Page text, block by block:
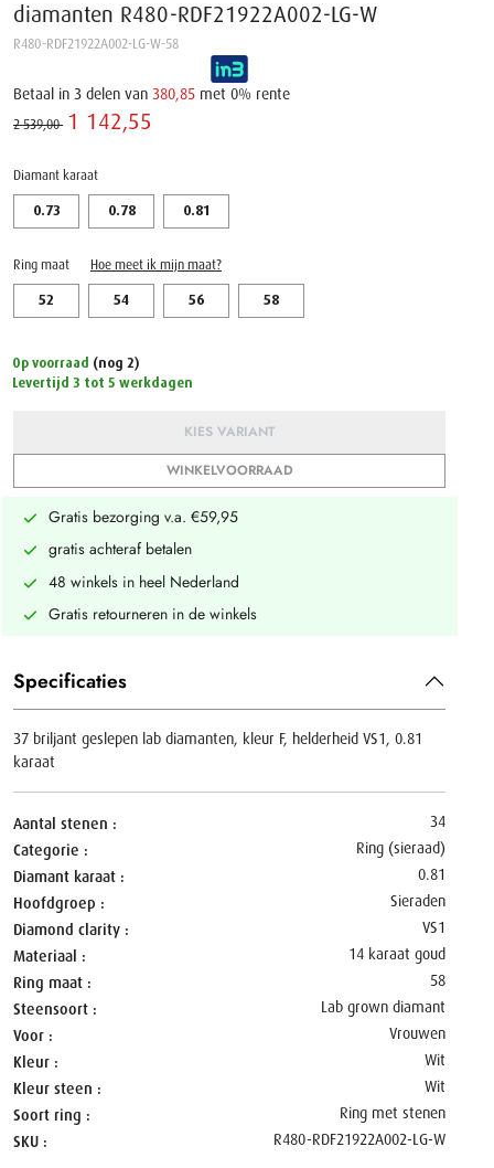
diamanten R480-RDF21922A002-LG-W
R480-RDF21922A002-LG-W-58
Betaal in 3 delen van 380,85 met 0% rente
2 539,00 ‌ 1 142,55 ‌
Diamant karaat
0.73 0.78 0.81
Ring maat Hoe meet ik mijn maat?
52 54 56 58
Op voorraad (nog 2)
Levertijd 3 tot 5 werkdagen
KIES VARIANT
WINKELVOORRAAD
Gratis bezorging v.a. €59,95
gratis achteraf betalen
48 winkels in heel Nederland
Gratis retourneren in de winkels
Specificaties
37 briljant geslepen lab diamanten, kleur F, helderheid VS1, 0.81
karaat
Aantal stenen
34
Categorie
Ring (sieraad)
Diamant karaat
0.81
Hoofdgroep
Sieraden
Diamond clarity
VS1
Materiaal
14 karaat goud
Ring maat
58
Steensoort
Lab grown diamant
Voor
Vrouwen
Kleur
Wit
Kleur steen
Wit
Soort ring
Ring met stenen
SKU
R480-RDF21922A002-LG-W